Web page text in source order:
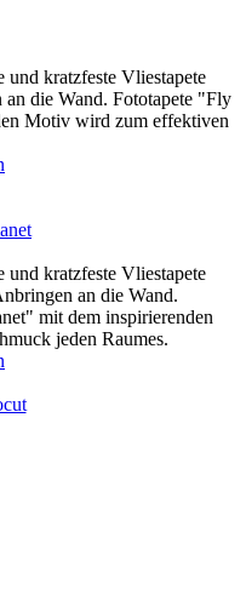
und kratzfeste Vliestapete
die Wand. Fototapete "Fly
Motiv wird zum effektiven
und kratzfeste Vliestapete
an die Wand.
mit dem inspirierenden
jeden Raumes.